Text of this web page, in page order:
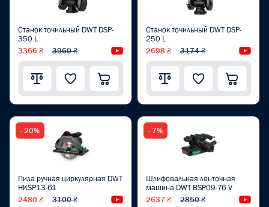
Станок точильный DWT DSP-
350 L
3366 ₴ 3960 ₴ Видеообзор
Станок точильный DWT DSP-
250 L
2698 ₴ 3174 ₴
- 20%
Пила ручная циркулярная DWT
HKSP13-61
2480 ₴ 3100 ₴ Видеообзор
- 7%
Шлифовальная ленточная
машина DWT BSP09-76 V
2637 ₴ 2850 ₴